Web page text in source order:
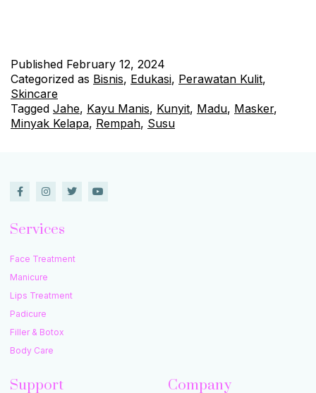
Published February 12, 2024
Categorized as Bisnis, Edukasi, Perawatan Kulit,
Skincare
Tagged Jahe, Kayu Manis, Kunyit, Madu, Masker,
Minyak Kelapa, Rempah, Susu
Services
Face Treatment
Manicure
Lips Treatment
Padicure
Filler & Botox
Body Care
Support Company